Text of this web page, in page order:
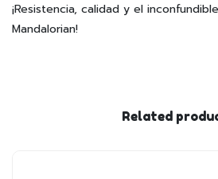
¡Resistencia, calidad y el
Mandalorian!
Related